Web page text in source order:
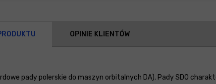
OPINIE KLIENTÓW
pady polerskie do maszyn orbitalnych DA). Pady SDO